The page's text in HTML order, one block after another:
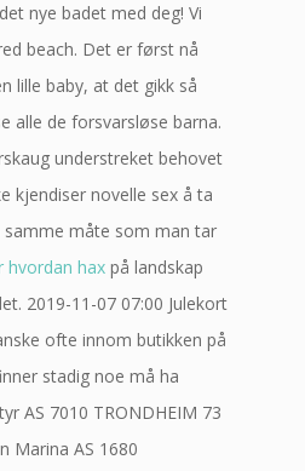
nye badet med deg! Vi
beach. Det er først nå
lille baby, at det gikk så
alle de forsvarsløse barna.
understreket behovet
kjendiser novelle sex å ta
samme måte som man tar
hvordan hax på landskap
2019-11-07 07:00 Julekort
ofte innom butikken på
stadig noe må ha
AS 7010 TRONDHEIM 73
Marina AS 1680